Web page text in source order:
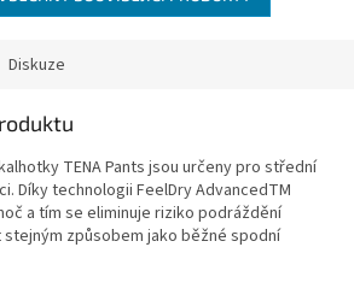
Diskuze
TENA Pants jsou určeny pro střední
Díky technologii FeelDry AdvancedTM
a tím se eliminuje riziko podráždění
způsobem jako běžné spodní